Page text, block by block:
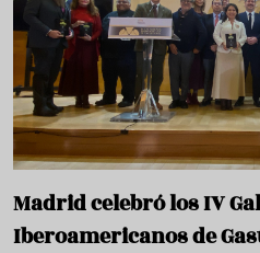
Madrid celebró los IV
Iberoamericanos de